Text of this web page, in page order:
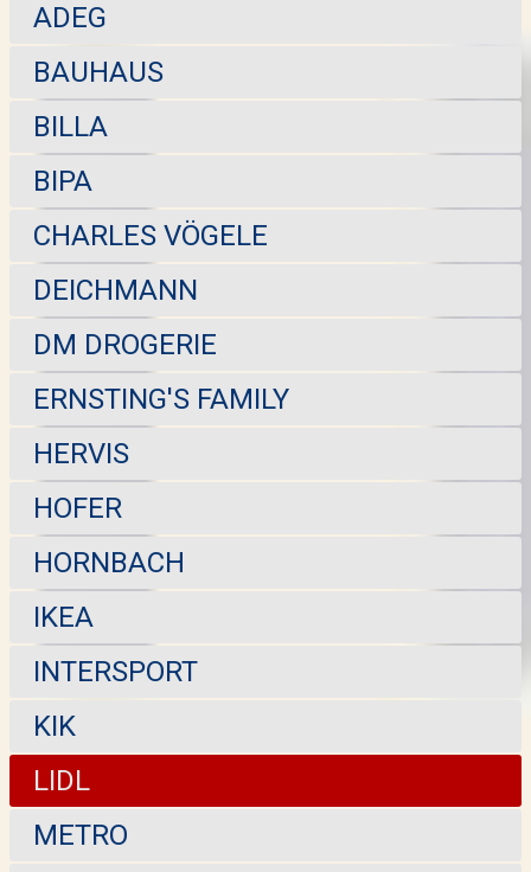
ADEG
BAUHAUS
BILLA
BIPA
CHARLES VÖGELE
DEICHMANN
DM DROGERIE
ERNSTING'S FAMILY
HERVIS
HOFER
HORNBACH
IKEA
INTERSPORT
KIK
LIDL
METRO